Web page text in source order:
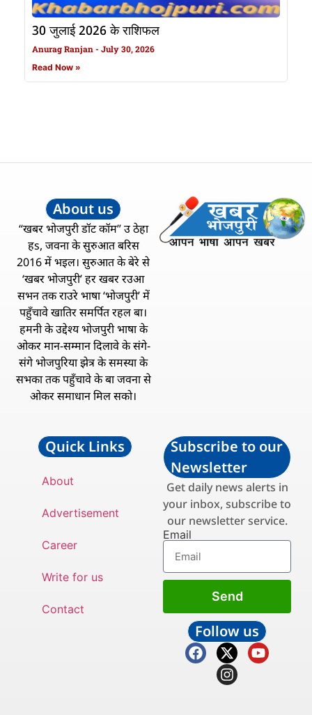
30 जुलाई 2026 के राशिफल
Anurag Ranjan July 30, 2026
Read Now »
About us
“खबर भोजपुरी डॉट कॉम” उ ठेहा
हs, जवना के सुरुआत बरिस
2016 में भइल। सुरुआत के बेरे से
‘खबर भोजपुरी’ हर खबर रउआ
सभन तक राउरे भाषा ‘भोजपुरी’ में
पहुँचावे खातिर समर्पित रहल बा।
हमनी के उद्देश्य भोजपुरी भाषा के
ओकर मान-सम्मान दिलावे के संगे-
संगे भोजपुरिया झेत्र के समस्या के
सभका तक पहुँचावे के बा जवना से
ओकर समाधान मिल सको।
Quick Links
About
Advertisement
Career
Write for us
Contact
Subscribe to our
Newsletter
Get daily news alerts in
your inbox, subscribe to
our newsletter service.
Email
Send
Follow us